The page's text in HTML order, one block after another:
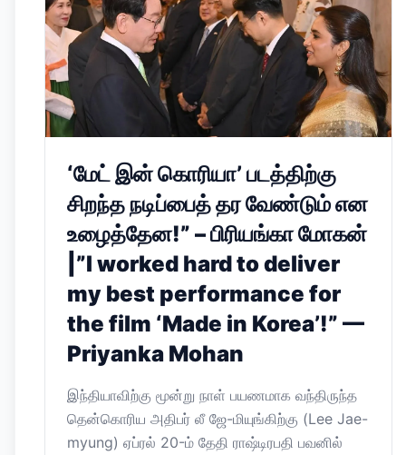
‘மேட் இன் கொரியா’ படத்திற்கு
சிறந்த நடிப்பைத் தர வேண்டும் என
உழைத்தேன!” – பிரியங்கா மோகன்
|”I worked hard to deliver
my best performance for
the film ‘Made in Korea’!” —
Priyanka Mohan
இந்தியாவிற்கு மூன்று நாள் பயணமாக வந்திருந்த
தென்கொரிய அதிபர் லீ ஜே-மியுங்கிற்கு (Lee Jae-
myung) ஏப்ரல் 20-ம் தேதி ராஷ்டிரபதி பவனில்